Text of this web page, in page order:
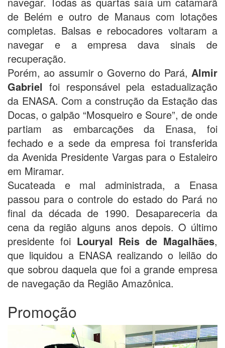
de Belém e outro de Manaus com lotações
completas. Balsas e rebocadores voltaram a
navegar e a empresa dava sinais de
recuperação.
Porém, ao assumir o Governo do Pará, Almir
Gabriel foi responsável pela estadualização
da ENASA. Com a construção da Estação das
Docas, o galpão “Mosqueiro e Soure”, de onde
partiam as embarcações da Enasa, foi
fechado e a sede da empresa foi transferida
da Avenida Presidente Vargas para o Estaleiro
em Miramar.
Sucateada e mal administrada, a Enasa
passou para o controle do estado do Pará no
final da década de 1990. Desapareceria da
cena da região alguns anos depois. O último
presidente foi Louryal Reis de Magalhães,
que liquidou a ENASA realizando o leilão do
que sobrou daquela que foi a grande empresa
de navegação da Região Amazônica.
Promoção